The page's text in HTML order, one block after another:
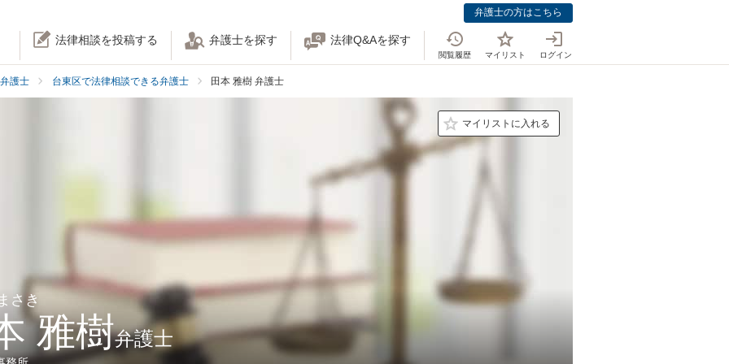
弁護士の方はこちら
法律相談を投稿する 弁護士を探す 法律Q&Aを探す
閲覧履歴 マイリスト ログイン
護士 台東区で法律相談できる弁護士 田本 雅樹 弁護士
マイリストに入れる
さき
雅樹弁護士